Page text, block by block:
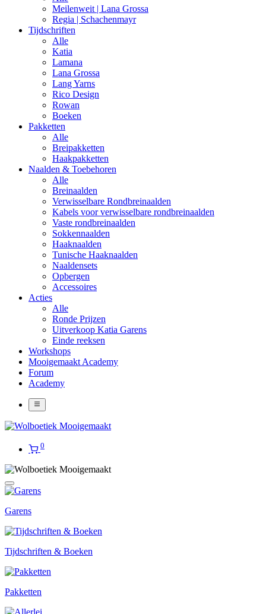
Meilenweit | Lana Grossa
Regia | Schachenmayr
Tijdschriften
Alle
Katia
Lamana
Lana Grossa
Lang Yarns
Rico Design
Rowan
Boeken
Pakketten
Alle
Breipakketten
Haakpakketten
Naalden & Toebehoren
Alle
Breinaalden
Verwisselbare Rondbreinaalden
Kabels voor verwisselbare rondbreinaalden
Vaste rondbreinaalden
Sokkennaalden
Haaknaalden
Tunische Haaknaalden
Naaldensets
Opbergen
Accessoires
Acties
Alle
Ronde Prijzen
Uitverkoop Katia Garens
Einde reeksen
Workshops
Mooigemaakt Academy
Forum
Academy
0
Garens
Tijdschriften & Boeken
Pakketten